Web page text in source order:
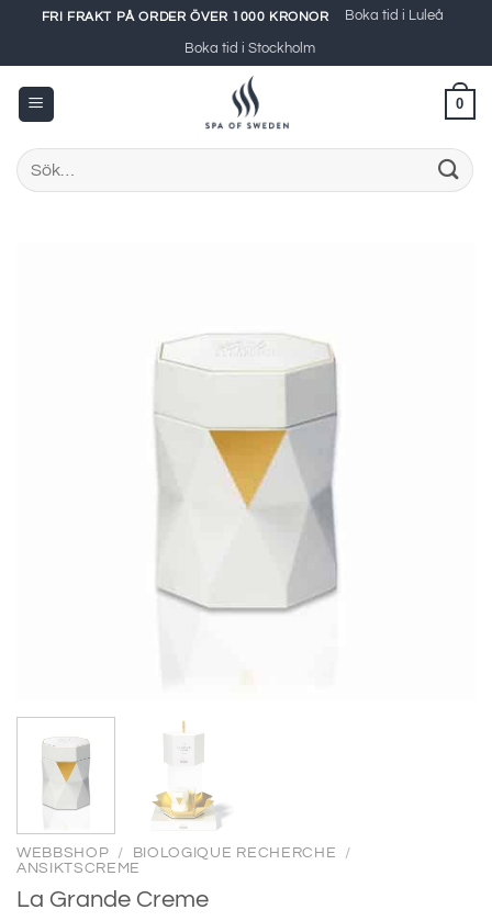
content
FRI FRAKT PÅ ORDER ÖVER 1000 KRONOR Boka tid i Luleå
Boka tid i Stockholm
0
Sök
efter:
WEBBSHOP / BIOLOGIQUE RECHERCHE
/
ANSIKTSCREME
La Grande Creme